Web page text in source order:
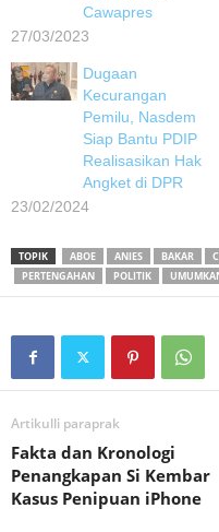
Cawapres
27/03/2023
Dugaan
Kecurangan
Pemilu, Nasdem
Siap Bantu PDIP
Realisasikan Hak
Angket di DPR
23/02/2024
TOPIK ABOE ANIES BAKAR
PERTENGAHAN
POLITIK
Artikulli paraprak
Fakta dan Kronologi
Penangkapan Si Kembar
Kasus Penipuan iPhone